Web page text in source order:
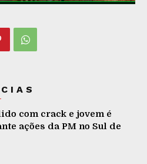
com crack e jovem é
ações da PM no Sul de